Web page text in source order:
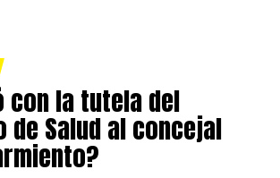
con la tutela del
Salud al concejal